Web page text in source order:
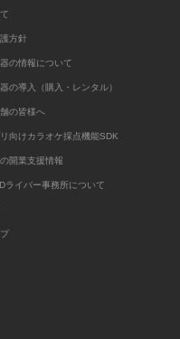
方針
の情報について
の導入（購入・レンタル）
の皆様へ
向けカラオケ採点機能SDK
開業支援情報
ライバー事務所について